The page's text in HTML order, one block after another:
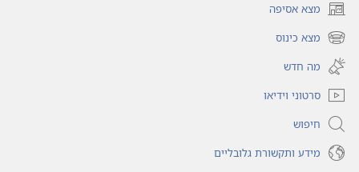
מצא אסיפה(פותח
חלון
חדש)
מצא כינוס(פותח
חלון
חדש)
מה חדש
סרטוני וידיאו
חיפוש
מידע ותקשורת גלובליים